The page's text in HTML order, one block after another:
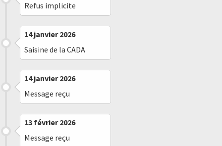
Refus implicite
14 janvier 2026
Saisine de la CADA
14 janvier 2026
Message reçu
13 février 2026
Message reçu